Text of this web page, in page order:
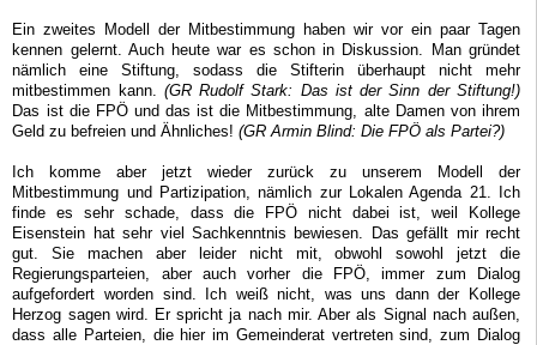
Ein zweites Modell der Mitbestimmung haben wir vor ein paar Tagen
kennen gelernt. Auch heute war es schon in Diskussion. Man gründet
nämlich eine Stiftung, sodass die Stifterin überhaupt nicht mehr
mitbestimmen kann. (GR Rudolf Stark: Das ist der Sinn der Stiftung!)
Das ist die FPÖ und das ist die Mitbestimmung, alte Damen von ihrem
Geld zu befreien und Ähnliches!(GR Armin Blind: Die FPÖ als Partei?)
Ich komme aber jetzt wieder zurück zu unserem Modell der
Mitbestimmung und Partizipation, nämlich zur Lokalen Agenda 21. Ich
finde es sehr schade, dass die FPÖ nicht dabei ist, weil Kollege
Eisenstein hat sehr viel Sachkenntnis bewiesen. Das gefällt mir recht
gut. Sie machen aber leider nicht mit, obwohl sowohl jetzt die
Regierungsparteien, aber auch vorher die FPÖ, immer zum Dialog
aufgefordert worden sind. Ich weiß nicht, was uns dann der Kollege
Herzog sagen wird. Er spricht ja nach mir. Aber als Signal nach außen,
dass alle Parteien, die hier im Gemeinderat vertreten sind, zum Dialog